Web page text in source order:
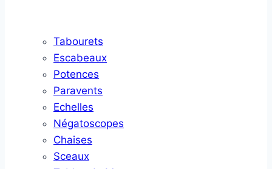
Tabourets
Escabeaux
Potences
Paravents
Echelles
Négatoscopes
Chaises
Sceaux